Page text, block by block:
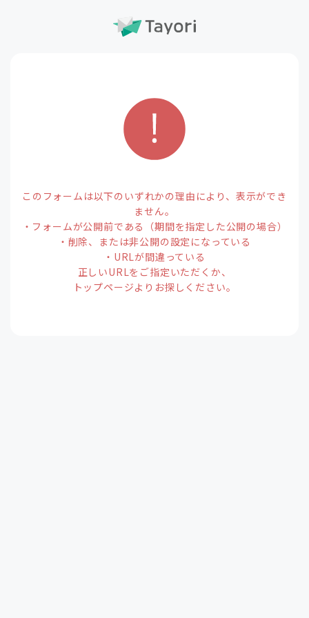
このフォームは以下のいずれかの理由により、表示ができ
ません。
・フォームが公開前である（期間を指定した公開の場合）
・削除、または非公開の設定になっている
・URLが間違っている
正しいURLをご指定いただくか、
トップページよりお探しください。